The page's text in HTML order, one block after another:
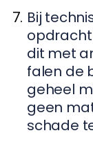
Bij
dit met
falen de
geheel
geen
schade